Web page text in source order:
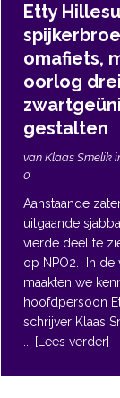
Etty
omafiets,
oorlog
gestalten
van Klaas Smelik
0
Aanstaande
uitgaande
vierde deel te
op NPO2. In de
maakten we
hoofdpersoon
schrijver Klaas
... [Lees verder]